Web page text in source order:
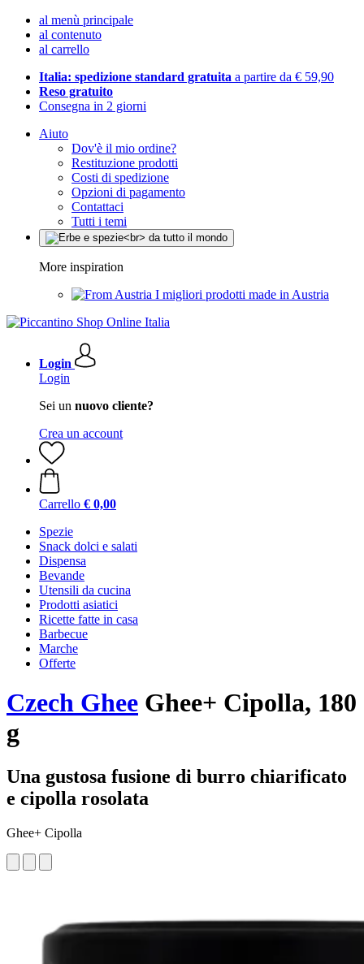
al menù principale
al contenuto
al carrello
Italia: spedizione standard gratuita a partire da € 59,90
Reso gratuito
Consegna in 2 giorni
Aiuto
Dov'è il mio ordine?
Restituzione prodotti
Costi di spedizione
Opzioni di pagamento
Contattaci
Tutti i temi
More inspiration
I migliori prodotti made in Austria
Login
Login
Sei un nuovo cliente?
Crea un account
Carrello € 0,00
Spezie
Snack dolci e salati
Dispensa
Bevande
Utensili da cucina
Prodotti asiatici
Ricette fatte in casa
Barbecue
Marche
Offerte
Czech Ghee Ghee+ Cipolla, 180
g
Una gustosa fusione di burro chiarificato
e cipolla rosolata
Ghee+ Cipolla